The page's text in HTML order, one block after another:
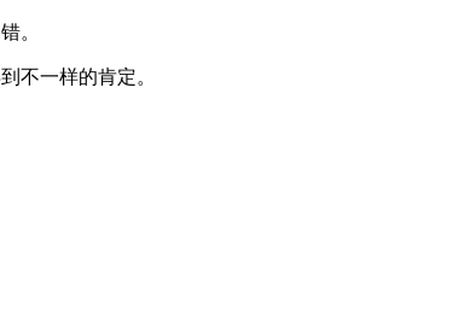
。
不一样的肯定。